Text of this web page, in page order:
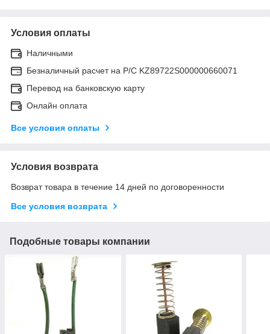
Условия оплаты
Наличными
Безналичный расчет на Р/С KZ89722S000000660071
Перевод на банковскую карту
Онлайн оплата
Все условия оплаты
Условия возврата
Возврат товара в течение 14 дней по договоренности
Все условия возврата
Подобные товары компании